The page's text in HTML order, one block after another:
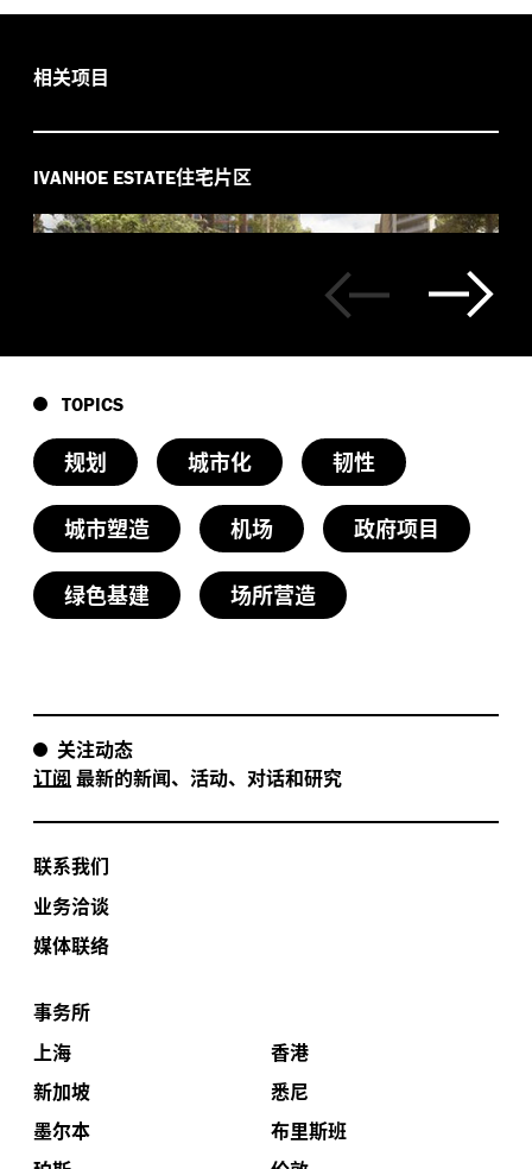
带来的不可预测也无法避免的问题，例如盛夏的山火，
开展可再生的开发，航空城的目标是取之于自然，经济
可持续设计亮点包括：
水：传统的开发模式带来的影响，会把地区的水体
水、地表侵蚀及生态干扰。把水道留在原处，加强
地块以及整个区域的生态。
方面保持土壤的湿润是为整座城市降温的基本条
火，绿色林荫道能够增加宜居度，让城市降温，增
加城市的可持续收获，还能加强西悉尼地区的在地
特色。整体规划围绕着自然的生态系统布局，从而
能够真正地依势而建，街道和城市模块在视觉上和
空间上均能高低互连，植被和现有水道穿插其中。
在地设计：地块上的动植物的生存均面临着严峻的
作用。
景观都市主义：我们将景观设计和水景设计同时同
步纳入城市规划中，现有的水道是每个片区的框架
系统。设计还保护了山脉之间的高地和小溪流域，
将其转化为公共空间，作为天空、植被、地形和景
观之间的视觉联系。
循环经济：航空城的设计围绕着循环经济的理念，
程中达到零废弃物的目标。例如，取自现有的当地
采石场的建材将被重新用于该区域的地铁站的建设
相关项目
IVANHOE ESTATE住宅片区
TOPICS
规划 城市化 韧性
城市塑造 机场 政府项目
绿色基建 场所营造
关注动态
订阅 最新的新闻、活动、对话和研究
联系我们
业务洽谈
媒体联络
事务所
上海
香港
新加坡
悉尼
墨尔本
布里斯班